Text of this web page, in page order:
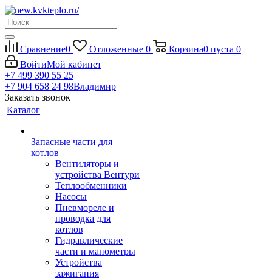
Сравнение0 Отложенные 0 Корзина0 пуста 0
ВойтиМой кабинет
+7 499 390 55 25
+7 904 658 24 98Владимир
Заказать звонок
Каталог
Запасные части для
котлов
Вентиляторы и
устройства Вентури
Теплообменники
Насосы
Пневмореле и
проводка для
котлов
Гидравлические
части и манометры
Устройства
зажигания